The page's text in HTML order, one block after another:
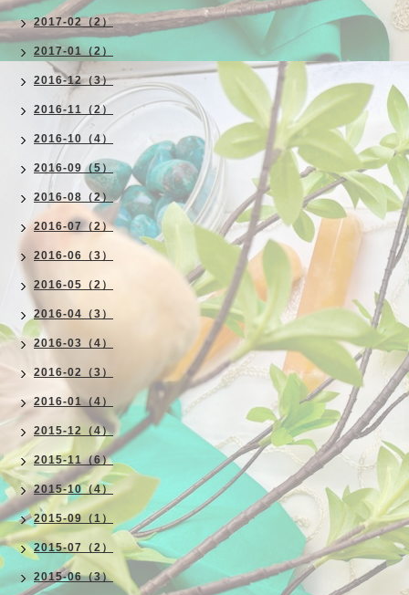
2017-02（2）
2017-01（2）
2016-12（3）
2016-11（2）
2016-10（4）
2016-09（5）
2016-08（2）
2016-07（2）
2016-06（3）
2016-05（2）
2016-04（3）
2016-03（4）
2016-02（3）
2016-01（4）
2015-12（4）
2015-11（6）
2015-10（4）
2015-09（1）
2015-07（2）
2015-06（3）